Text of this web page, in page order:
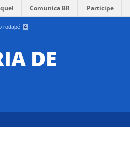
rodapé 4
Comunica BR Participe
DE